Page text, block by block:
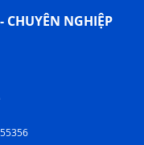
NGHIỆP